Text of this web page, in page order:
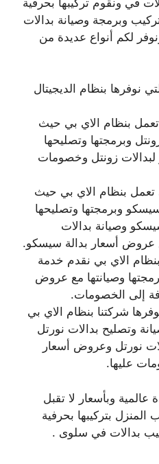
وبرمجة وصيانة بدالات
لكم أنواع عديدة من
نوفرها بنظام الديجيتال
تعمل بنظام الاي بي حيث
وبرمجتها وتصليحها
لبدالات زونتل وخصومات
تعمل بنظام الاي بي حيث
وبرمجتها وتصليحها
وصيانة بدالات
أسعار بدالة سيسكو.
بنظام الاي بي نقدم خدمة
وصيانتها مع عروض
إلى الخصومات.
شركتنا بنظام الاي بي
وتصليح بدالات نورتل
نورتل وعروض أسعار
عليها.
عالمية وبأسعار لا تقبل
المنزل بتركيبها بحرفية
بدالات في سلوى .